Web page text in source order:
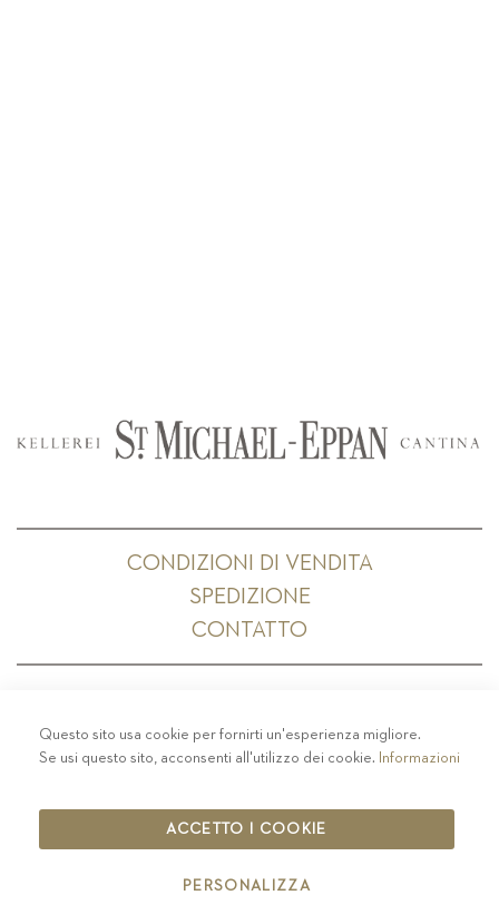
CONDIZIONI DI VENDITA
SPEDIZIONE
CONTATTO
PRIVACY-COLOPHON - COOKIE POLICY
CODICE ETICO
IT00126670215
Questo sito usa cookie per fornirti un'esperienza migliore.
Se usi questo sito, acconsenti all'utilizzo dei cookie. Informazioni
ACCETTO I COOKIE
PERSONALIZZA